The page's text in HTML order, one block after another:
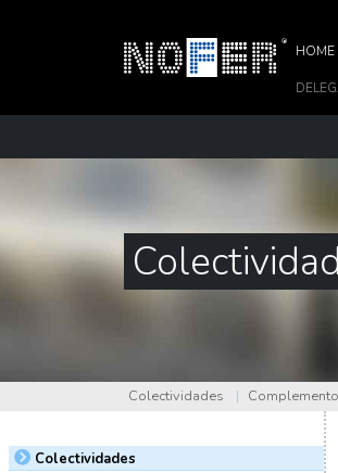
HOME
Colectividades |
Colectividades